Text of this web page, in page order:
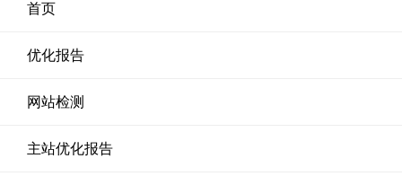
首页
优化报告
网站检测
主站优化报告